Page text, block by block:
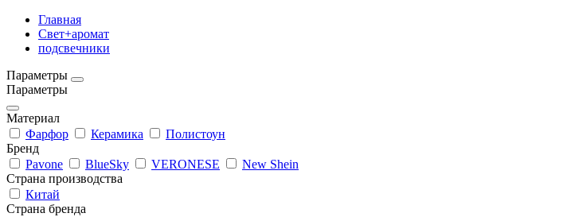
Главная
Свет+аромат
подсвечники
Параметры
Параметры
Материал
Фарфор
Керамика
Полистоун
Бренд
Pavone
BlueSky VERONESE
New Shein
Страна производства
Китай
Страна бренда